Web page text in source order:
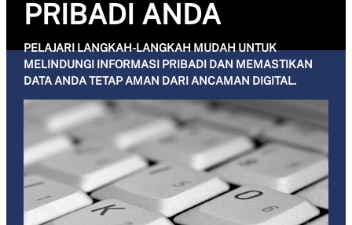
PRIBADI ANDA
PELAJARI LANGKAH-LANGKAH MUDAH UNTUK
MELINDUNGI INFORMASI PRIBADI DAN MEMASTIKAN
DATA ANDA TETAP AMAN DARI ANCAMAN DIGITAL.